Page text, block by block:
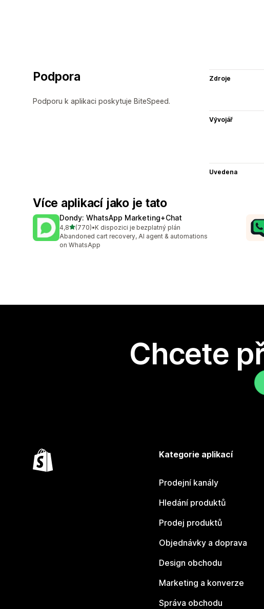
Podpora
Podporu k aplikaci poskytuje BiteSpeed.
Zdroje
Vývojář
Uvedena
Více aplikací jako je tato
Dondy: WhatsApp Marketing+Chat
4,8z 5 hvězd
(770)
Celkový počet recenzí: 770
•K dispozici je bezplatný plán
Abandoned cart recovery, AI agent & automations
on WhatsApp
Chcete
Kategorie aplikací
Prodejní kanály
Hledání produktů
Prodej produktů
Objednávky a doprava
Design obchodu
Marketing a konverze
Správa obchodu